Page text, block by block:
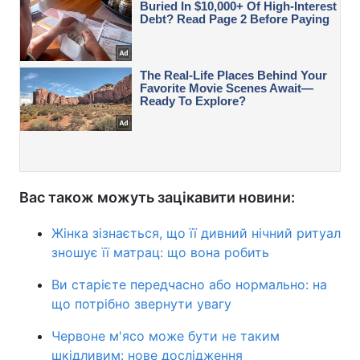
Вас також можуть зацікавити новини:
Жінка зізнається, що її дивний нічний ритуал
зношує її матрац: що вона робить
Ви старієте передчасно або нормально: на
що потрібно звернути увагу
Червоне м'ясо може бути не таким
шкідливим: нове дослідження